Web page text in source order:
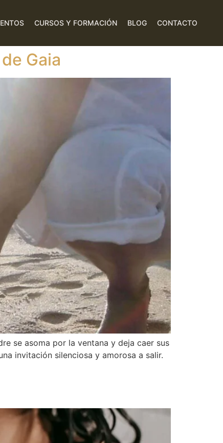
CURSOS Y FORMACIÓN BLOG CONTACTO
Gaia
se asoma por la ventana y deja caer sus
invitación silenciosa y amorosa a salir.